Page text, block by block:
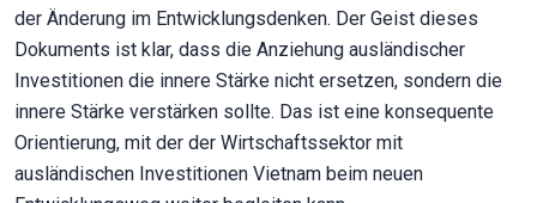
der Änderung im Entwicklungsdenken. Der Geist dieses
Dokuments ist klar, dass die Anziehung ausländischer
Investitionen die innere Stärke nicht ersetzen, sondern die
innere Stärke verstärken sollte. Das ist eine konsequente
Orientierung, mit der der Wirtschaftssektor mit
ausländischen Investitionen Vietnam beim neuen